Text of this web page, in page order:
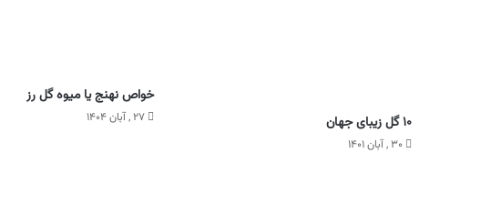
۱۰ گل زیبای جهان
۳۰ , آبان ۱۴۰۱
خواص نهنج یا میوه گل رز
۲۷ , آبان ۱۴۰۴